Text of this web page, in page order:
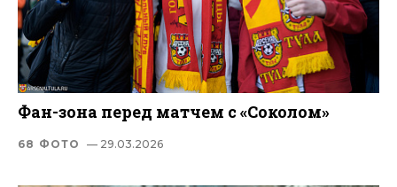
Фан-зона перед матчем с «Соколом»
68 ФОТО — 29.03.2026